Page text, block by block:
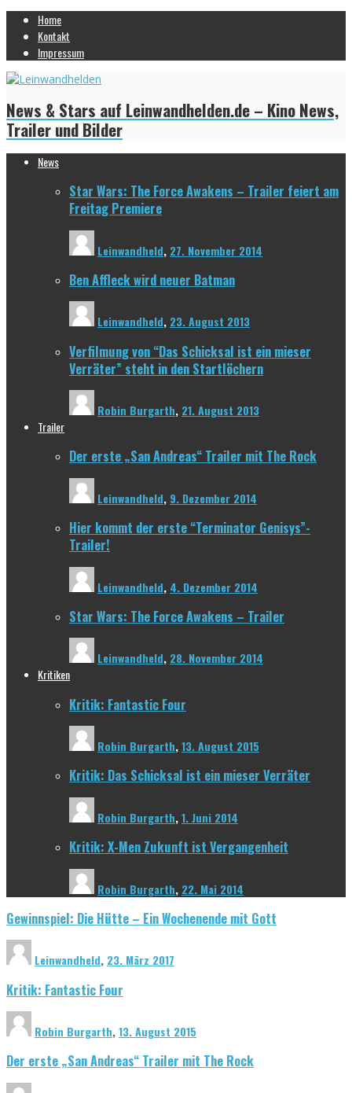
Home
Kontakt
Impressum
News & Stars auf Leinwandhelden.de – Kino News,
Trailer und Bilder
News
Star Wars: The Force Awakens – Trailer feiert am
Freitag Premiere
Leinwandheld, 27. November 2014
Ben Affleck wird neuer Batman
Leinwandheld, 23. August 2013
Verfilmung von “Das Schicksal ist ein mieser
Verräter” steht in den Startlöchern
Robin Burgarth, 21. August 2013
Trailer
Der erste „San Andreas“ Trailer mit The Rock
Leinwandheld, 9. Dezember 2014
Hier kommt der erste “Terminator Genisys”-
Trailer!
Leinwandheld, 4. Dezember 2014
Star Wars: The Force Awakens – Trailer
Leinwandheld, 28. November 2014
Kritiken
Kritik: Fantastic Four
Robin Burgarth,13. August 2015
Kritik: Das Schicksal ist ein mieser Verräter
Robin Burgarth,1. Juni 2014
Kritik: X-Men Zukunft ist Vergangenheit
Robin Burgarth, 22. Mai 2014
Gewinnspiel: Die Hütte – Ein Wochenende mit Gott
Leinwandheld, 23. März 2017
Kritik: Fantastic Four
Robin Burgarth,13. August 2015
Der erste „San Andreas“ Trailer mit The Rock